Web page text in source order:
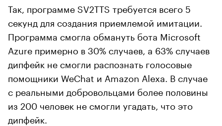
Так, программе SV2TTS требуется всего 5
секунд для создания приемлемой имитации.
Программа смогла обмануть бота Microsoft
Azure примерно в 30% случаев, а 63% случаев
дипфейк не смогли распознать голосовые
помощники WeChat и Amazon Alexa. В случае
с реальными добровольцами более половины
из 200 человек не смогли угадать, что это
дипфейк.